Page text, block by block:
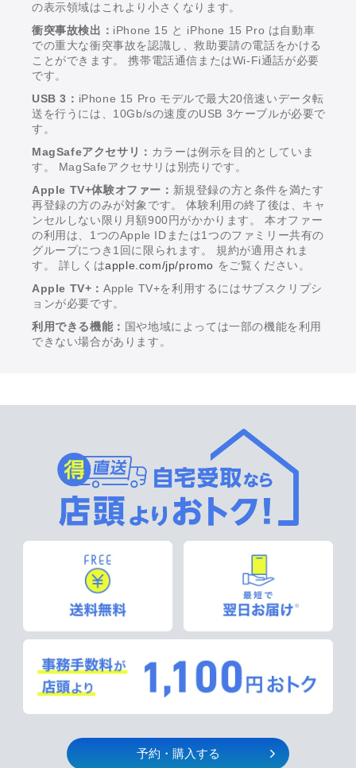
の表示領域はこれより小さくなります。
衝突事故検出： iPhone 15 と iPhone 15 Pro は自動車
での重大な衝突事故を認識し、救助要請の電話をかける
ことができます。 携帯電話通信またはWi-Fi通話が必要
です。
USB 3： iPhone 15 Pro モデルで最大20倍速いデータ転
送を行うには、10Gb/sの速度のUSB 3ケーブルが必要で
す。
MagSafeアクセサリ： カラーは例示を目的としていま
す。 MagSafeアクセサリは別売りです。
Apple TV+体験オファー： 新規登録の方と条件を満たす
再登録の方のみが対象です。 体験利用の終了後は、キャ
ンセルしない限り月額900円がかかります。 本オファー
の利用は、1つのApple IDまたは1つのファミリー共有の
グループにつき1回に限られます。 規約が適用されま
す。 詳しくはapple.com/jp/promo をご覧ください。
Apple TV+： Apple TV+を利用するにはサブスクリプシ
ョンが必要です。
利用できる機能： 国や地域によっては一部の機能を利用
できない場合があります。
予約・購入する